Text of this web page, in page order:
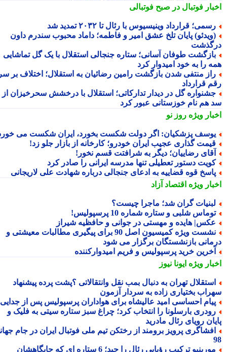
فوتبال در صبح فوتبالی
قرارداد وینیسیوس با رئال تا ۲۰۳۲ تمدید شد
پایان تلخ عشق امیر و فاطمه؛ داماد محبوب سندرم داون
طوفان آسانی؛ ستاره جنجالی استقلال با یک گل تماشایی
را به خود امیدوار کرد
منتفی شدن بازگشت رامین رضائیان به استقلال؛ اختلاف بر سر
قرارداد
گل در دیدار تدارکاتی؛ استقلال با درخشش سحرخیزان از
هم نام خوزستانی عبور کرد
ویژهروز نو
پزشکیان: اگر دولت شکست بخورد، ایران شکست می خورد
گذاری عجیب ایران خودرو؛ کارخانه از بازار جلو زد!
رضاییان؛ دیگر به شرافتت قسم نخور!
دستور تعطیلی تنها مدرسه ایرانی را صادر کرد
قوه قضاییه به ادعای جنجالی درباره شهادت علی لاریجانی
ویژهاقتصاد آزاد
گران شد؛ ماجرا چیست؟
شلبی و ستاره شماره 10 پرسپولیس!
هایده و مهستی در جوانی و حافظیه شیراز
نشست ویژه کمیسیون اصل 90 برای پیگیری مطالبات معیشتی و
بازنشستگان برگزار می شود
خرید پرسپولیس و فریم امیدوارکننده
ویژهایونا نیوز
تهران به دنبال بمب نقل وانتقالاتی ؟پشت پرده پیشنهاد
بختیاری زاده به سردار آزمون
احساسی امید عالیشاه برای هواداران پرسپولیس پس از جدایی
بارسلونا را انتخاب کرد؛ چراغ سبز ستاره سیتی به فلیک و
رویای رئال مادرید
پرویز برومند از رختکن تیم ملی فوتبال ایران در جام جهانی
مورینیو ترکیب رؤیایی رئال را چید؛ 6 ستاره ای که جایگاهشان